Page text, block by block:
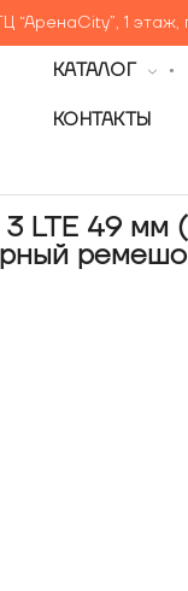
“АренаCity”, 1
КАТАЛОГ
КОНТАКТЫ
LTE 49 мм